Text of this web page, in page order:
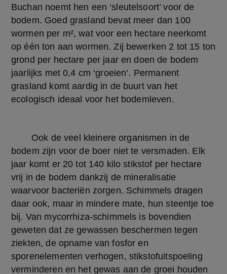
Buchan noemt hen een ‘sleutelsoort’ voor de
bodem. Goed grasland bevat meer dan 100
wormen per m², wat voor een hectare neerkomt
op één ton aan wormen. Zij bewerken 2 tot 15 ton
grond per hectare per jaar en doen de bodem
jaarlijks met 0,4 cm ‘groeien’. Permanent
grasland komt aardig in de buurt van het
ecologisch ideaal voor het bodemleven.
bodem zijn voor de boer niet te versmaden. Elk
jaar komt er 20 tot 140 kilo stikstof per hectare
vrij in de bodem dankzij de mineralisatie
waarvoor bacteriën zorgen. Schimmels dragen
daar ook, maar in mindere mate, hun steentje toe
bij. Van mycorrhiza-schimmels is bovendien
geweten dat ze gewassen beschermen tegen
ziekten, de opname van fosfor en
sporenelementen verhogen, stikstofuitspoeling
verminderen en het gewas aan de groei houden